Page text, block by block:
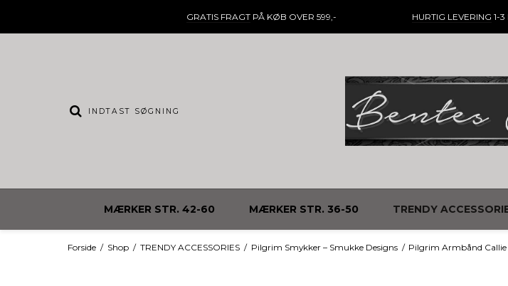
GRATIS FRAGTPÅ KØB OVER 599,- HURTIG LEVERING 1-3
MÆRKER STR. 42-60 MÆRKER STR. 36-50 TRENDY
Forside / Shop / TRENDY ACCESSORIES / Pilgrim Smykker – Smukke Designs / Pilgrim Armbånd Callie